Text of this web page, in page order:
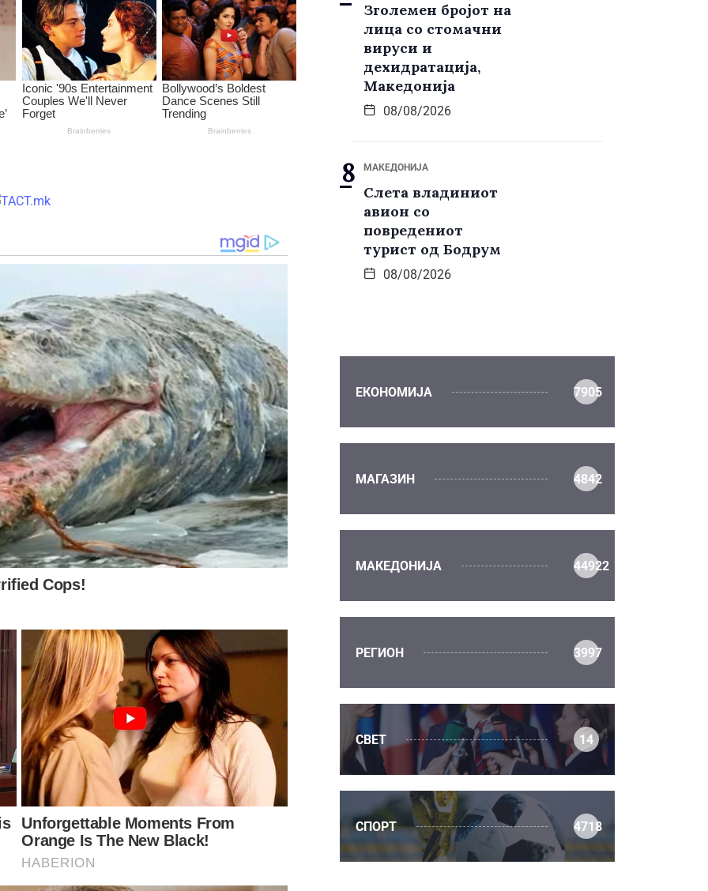
Зголемен бројот на
лица со стомачни
вируси и
дехидратација,
Македонија
08/08/2026
МАКЕДОНИЈА
Слета владиниот
авион со
повредениот
турист од Бодрум
08/08/2026
ЕКОНОМИЈА 7905
МАГАЗИН 4842
МАКЕДОНИЈА 44922
РЕГИОН 3997
СВЕТ 14
СПОРТ 4718